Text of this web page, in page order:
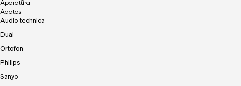
Aparatūra
Adatos
Audio technica
Dual
Ortofon
Philips
Sanyo